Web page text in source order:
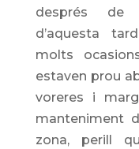
després de
d’aquesta
molts
estaven prou
voreres i
manteniment
zona, perill